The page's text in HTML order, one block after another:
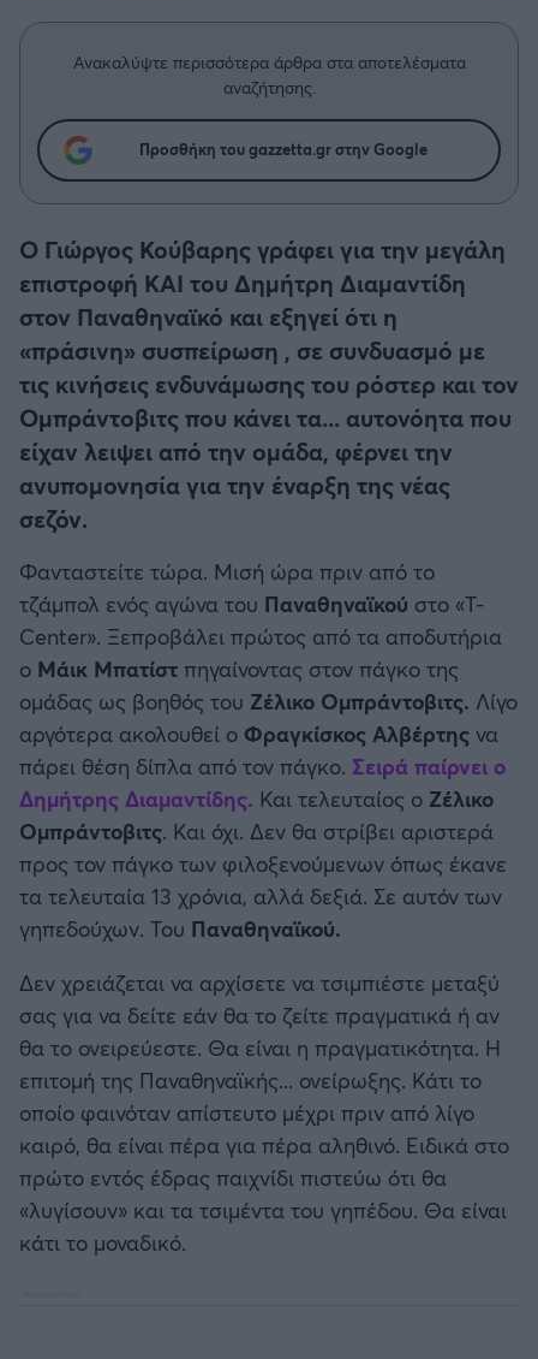
Ατρόμητος Αθηνών
Κηφισιά
Αστέρας Τρίπολης
Παναιτωλικός
Ηρακλής
Μπαρτσελόνα
Ρεάλ Μαδρίτης
Ατλέτικο Μαδρίτης
Μάντσεστερ Γιουνάιτεντ
Μάντσεστερ Σίτι
Λίβερπουλ
Τσέλσι
Άρσεναλ
Γιουβέντους
Μια Ιστορία από την Πόλη
Ανακαλύψτε περισσότερα άρθρα στα αποτελέσματα
αναζήτησης.
Προσθήκη του gazzetta.gr στην Google
Ο Γιώργος Κούβαρης γράφει για την μεγάλη
επιστροφή ΚΑΙ του Δημήτρη Διαμαντίδη
στον Παναθηναϊκό και εξηγεί ότι η
«πράσινη» συσπείρωση , σε συνδυασμό με
τις κινήσεις ενδυνάμωσης του ρόστερ και τον
Ομπράντοβιτς που κάνει τα... αυτονόητα που
είχαν λειψει από την ομάδα, φέρνει την
ανυπομονησία για την έναρξη της νέας
σεζόν.
Φανταστείτε τώρα. Μισή ώρα πριν από το
τζάμπολ ενός αγώνα του Παναθηναϊκού στο «T-
Center». Ξεπροβάλει πρώτος από τα αποδυτήρια
ο Μάικ Μπατίστ πηγαίνοντας στον πάγκο της
ομάδας ως βοηθός του Ζέλικο Ομπράντοβιτς. Λίγο
αργότερα ακολουθεί ο Φραγκίσκος Αλβέρτης να
πάρει θέση δίπλα από τον πάγκο. Σειρά παίρνει ο
Δημήτρης Διαμαντίδης. Και τελευταίος ο Ζέλικο
Ομπράντοβιτς. Και όχι. Δεν θα στρίβει αριστερά
προς τον πάγκο των φιλοξενούμενων όπως έκανε
τα τελευταία 13 χρόνια, αλλά δεξιά. Σε αυτόν των
γηπεδούχων. Του Παναθηναϊκού.
Δεν χρειάζεται να αρχίσετε να τσιμπιέστε μεταξύ
σας για να δείτε εάν θα το ζείτε πραγματικά ή αν
θα το ονειρεύεστε. Θα είναι η πραγματικότητα. Η
επιτομή της Παναθηναϊκής... ονείρωξης. Κάτι το
οποίο φαινόταν απίστευτο μέχρι πριν από λίγο
καιρό, θα είναι πέρα για πέρα αληθινό. Ειδικά στο
πρώτο εντός έδρας παιχνίδι πιστεύω ότι θα
«λυγίσουν» και τα τσιμέντα του γηπέδου. Θα είναι
κάτι το μοναδικό.